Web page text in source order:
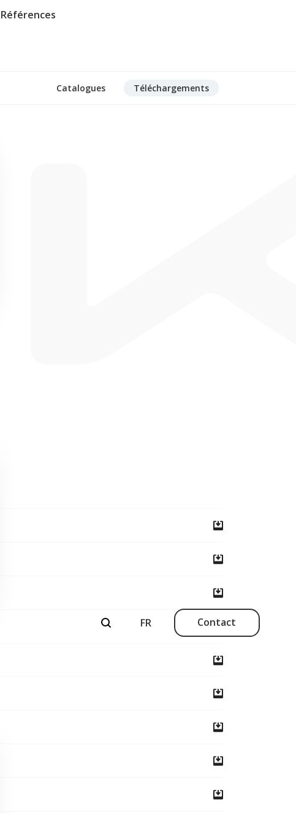
Références
Contact
Catalogues Téléchargements